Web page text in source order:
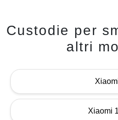
Custodie per
altri
Xiaomi